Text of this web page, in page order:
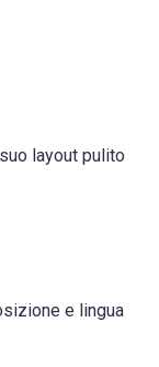
layout pulito
e lingua